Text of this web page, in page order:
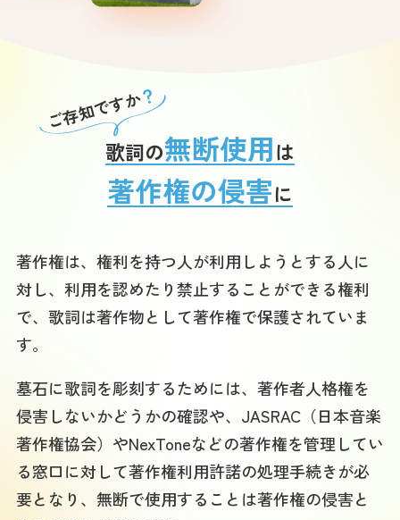
ご存知ですか？
歌詞の無断使用は
著作権の侵害に
著作権は、権利を持つ人が利用しようとする人に
対し、利用を認めたり禁止することができる権利
で、歌詞は著作物として著作権で保護されていま
す。
墓石に歌詞を彫刻するためには、著作者人格権を
侵害しないかどうかの確認や、JASRAC（日本音楽
著作権協会）やNexToneなどの著作権を管理してい
る窓口に対して著作権利用許諾の処理手続きが必
要となり、無断で使用することは著作権の侵害と